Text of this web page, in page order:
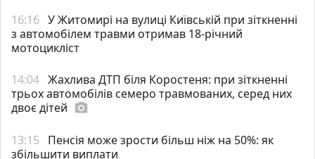
16:16 У Житомирі на вулиці Київській при зіткненні
з автомобілем травми отримав 18-річний
мотоцикліст
14:04 Жахлива ДТП біля Коростеня: при зіткненні
трьох автомобілів семеро травмованих, серед них
двоє дітей photo_camera
13:15
Пенсія може зрости більш ніж на 50%: як
збільшити виплати